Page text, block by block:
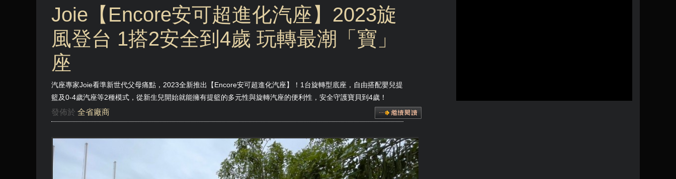
Joie【Encore安可超進化汽座】2023旋
風登台 1搭2安全到4歲 玩轉最潮「寶」
座
汽座專家Joie看準新世代父母痛點，2023全新推出【Encore安可超進化汽座】！1台旋轉型底座，自由搭配嬰兒提
籃及0-4歲汽座等2種模式，從新生兒開始就能擁有提籃的多元性與旋轉汽座的便利性，安全守護寶貝到4歲！
發佈於 全省廠商